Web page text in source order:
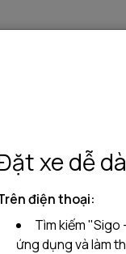
xe dễ
điện thoại:
Tìm kiếm
ứng dụng và làm